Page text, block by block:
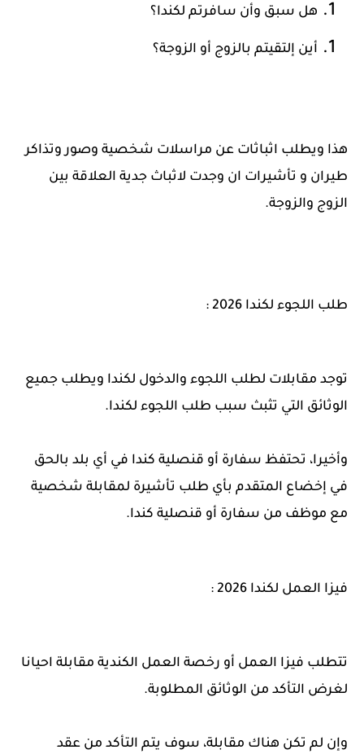
هل سبق وأن سافرتم لكندا؟
أين إلتقيتم بالزوج أو الزوجة؟
هذا ويطلب اثباثات عن مراسلات شخصية وصور وتذاكر
طيران و تأشيرات ان وجدت لاثباث جدية العلاقة بين
الزوج والزوجة.
طلب اللجوء لكندا 2026 :
توجد مقابلات لطلب اللجوء والدخول لكندا ويطلب جميع
الوثائق التي تثبث سبب طلب اللجوء لكندا.
وأخيرا، تحتفظ سفارة أو قنصلية كندا في أي بلد بالحق
في إخضاع المتقدم بأي طلب تأشيرة لمقابلة شخصية
مع موظف من سفارة أو قنصلية كندا.
فيزا العمل لكندا 2026 :
تتطلب فيزا العمل أو رخصة العمل الكندية مقابلة احيانا
لغرض التأكد من الوثائق المطلوبة.
وإن لم تكن هناك مقابلة، سوف يتم التأكد من عقد